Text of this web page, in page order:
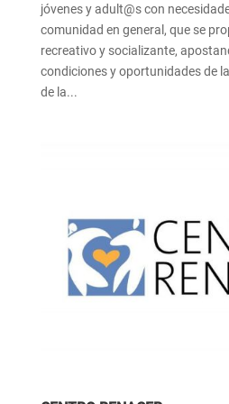
jóvenes y adult@s con
comunidad en general, que se
recreativo y socializante,
condiciones y oportunidades de
de la...